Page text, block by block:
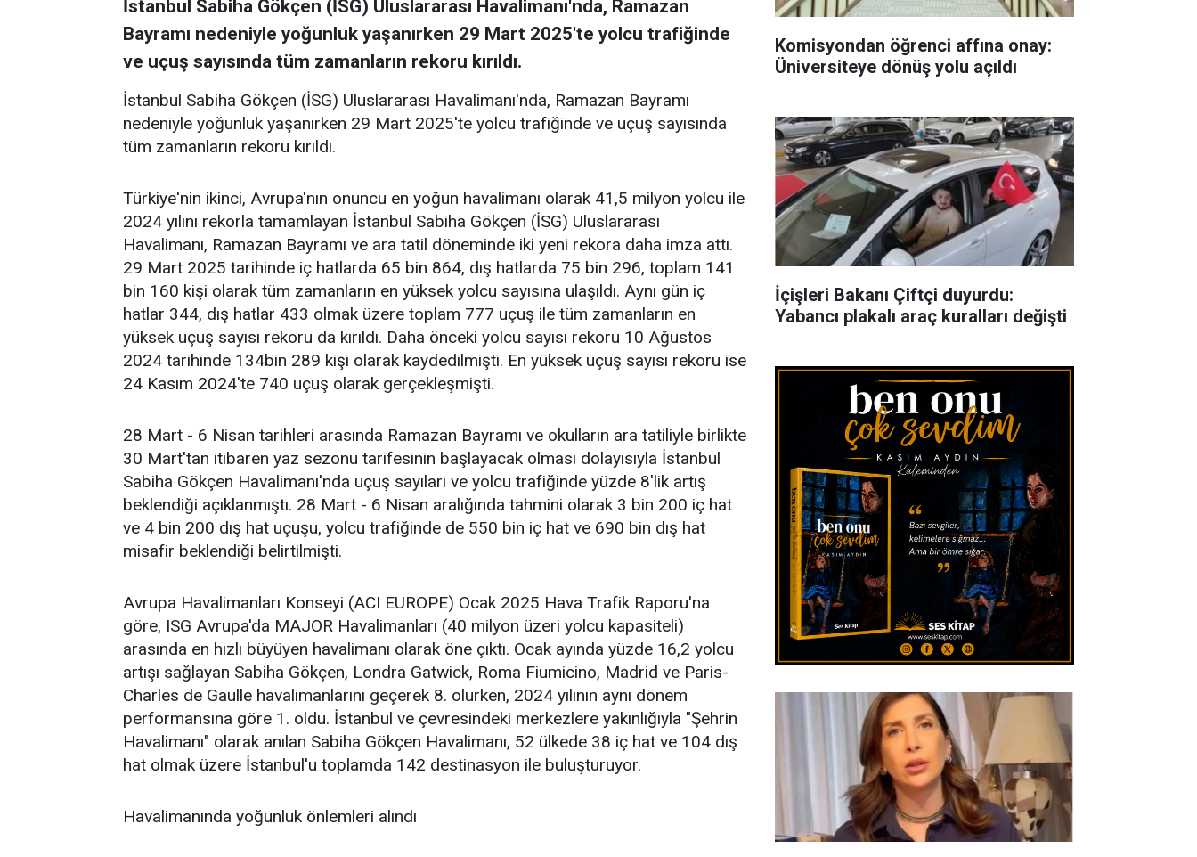
İstanbul Sabiha Gökçen (İSG) Uluslararası Havalimanı'nda, Ramazan
Bayramı nedeniyle yoğunluk yaşanırken 29 Mart 2025'te yolcu trafiğinde
ve uçuş sayısında tüm zamanların rekoru kırıldı.
İstanbul Sabiha Gökçen (İSG) Uluslararası Havalimanı'nda, Ramazan Bayramı
nedeniyle yoğunluk yaşanırken 29 Mart 2025'te yolcu trafiğinde ve uçuş sayısında
tüm zamanların rekoru kırıldı.
Türkiye'nin ikinci, Avrupa'nın onuncu en yoğun havalimanı olarak 41,5 milyon yolcu ile
2024 yılını rekorla tamamlayan İstanbul Sabiha Gökçen (İSG) Uluslararası
Havalimanı, Ramazan Bayramı ve ara tatil döneminde iki yeni rekora daha imza attı.
29 Mart 2025 tarihinde iç hatlarda 65 bin 864, dış hatlarda 75 bin 296, toplam 141
bin 160 kişi olarak tüm zamanların en yüksek yolcu sayısına ulaşıldı. Aynı gün iç
hatlar 344, dış hatlar 433 olmak üzere toplam 777 uçuş ile tüm zamanların en
yüksek uçuş sayısı rekoru da kırıldı. Daha önceki yolcu sayısı rekoru 10 Ağustos
2024 tarihinde 134bin 289 kişi olarak kaydedilmişti. En yüksek uçuş sayısı rekoru ise
24 Kasım 2024'te 740 uçuş olarak gerçekleşmişti.
28 Mart - 6 Nisan tarihleri arasında Ramazan Bayramı ve okulların ara tatiliyle birlikte
30 Mart'tan itibaren yaz sezonu tarifesinin başlayacak olması dolayısıyla İstanbul
Sabiha Gökçen Havalimanı'nda uçuş sayıları ve yolcu trafiğinde yüzde 8'lik artış
beklendiği açıklanmıştı. 28 Mart - 6 Nisan aralığında tahmini olarak 3 bin 200 iç hat
ve 4 bin 200 dış hat uçuşu, yolcu trafiğinde de 550 bin iç hat ve 690 bin dış hat
misafir beklendiği belirtilmişti.
Avrupa Havalimanları Konseyi (ACI EUROPE) Ocak 2025 Hava Trafik Raporu'na
göre, ISG Avrupa'da MAJOR Havalimanları (40 milyon üzeri yolcu kapasiteli)
arasında en hızlı büyüyen havalimanı olarak öne çıktı. Ocak ayında yüzde 16,2 yolcu
artışı sağlayan Sabiha Gökçen, Londra Gatwick, Roma Fiumicino, Madrid ve Paris-
Charles de Gaulle havalimanlarını geçerek 8. olurken, 2024 yılının aynı dönem
performansına göre 1. oldu. İstanbul ve çevresindeki merkezlere yakınlığıyla "Şehrin
Havalimanı" olarak anılan Sabiha Gökçen Havalimanı, 52 ülkede 38 iç hat ve 104 dış
hat olmak üzere İstanbul'u toplamda 142 destinasyon ile buluşturuyor.
Havalimanında yoğunluk önlemleri alındı
Komisyondan öğrenci affına onay:
Üniversiteye dönüş yolu açıldı
İçişleri Bakanı Çiftçi duyurdu:
Yabancı plakalı araç kuralları değişti